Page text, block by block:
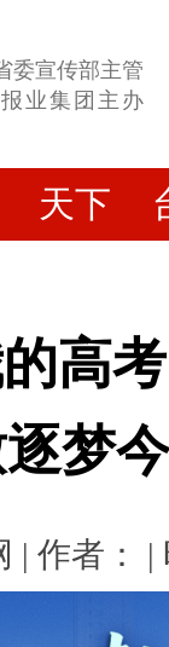
委宣传部主管
业集团主办
天下
高
梦
| 作者： |